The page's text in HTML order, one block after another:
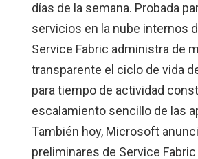
días de la semana. Probada
servicios en la nube internos
Service Fabric administra de
transparente el ciclo de vida
para tiempo de actividad
escalamiento sencillo de las
También hoy, Microsoft
preliminares de Service